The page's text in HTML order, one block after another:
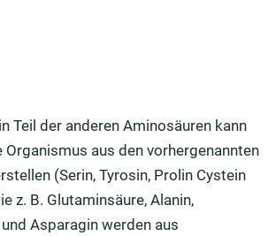
Teil der anderen Aminosäuren kann
aus den vorhergenannten
(Serin, Tyrosin, Prolin Cystein
z. B. Glutaminsäure, Alanin,
Asparagin werden aus